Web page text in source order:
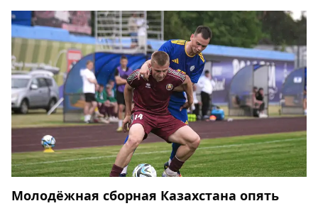
Молодёжная сборная Казахстана опять